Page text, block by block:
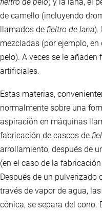
fieltro de pelo) y la lana, el
de camello (incluyendo
llamados de fieltro de lana).
mezcladas (por ejemplo,
pelo). A veces se le
artificiales.
Estas materias,
normalmente sobre una
aspiración en máquinas
fabricación de cascos de
arrollamiento, después de
(en el caso de la
Después de un pulverizado
través de vapor de agua,
cónica, se separa del cono.